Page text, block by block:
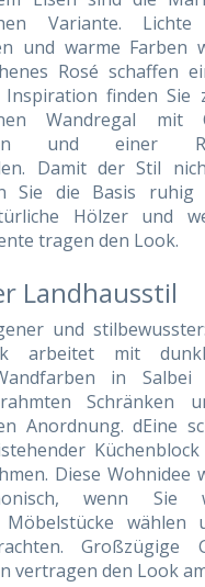
Variante.
und warme Farben
Rosé schaffen
Inspiration finden Sie
Wandregal mit
und einer
Damit der Stil
Sie die Basis ruhig
Hölzer und
tragen den Look.
Landhausstil
und
arbeitet mit
in
Schränken
Anordnung. dEine
Diese Wohnidee
wenn Sie
Möbelstücke wählen
Großzügige
vertragen den Look